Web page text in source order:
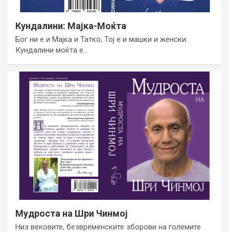
Кундалини: Мајка-Моќта
Бог ни е и Мајка и Татко; Toj е и машки и женски.
Кундалини моќта е…
Мудроста на Шри Чинмој
Низ вековите, безвременските зборови на големите